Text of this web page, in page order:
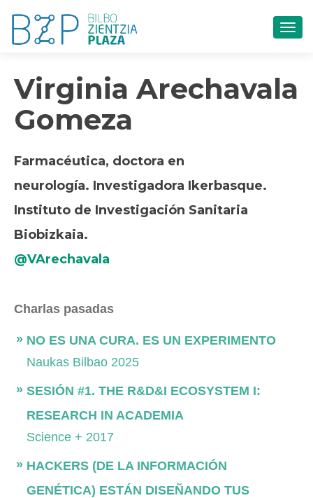
Virginia Arechavala
Gomeza
Farmacéutica, doctora en
neurología. Investigadora Ikerbasque.
Instituto de Investigación Sanitaria
Biobizkaia.
@VArechavala
Charlas pasadas
NO ES UNA CURA. ES UN EXPERIMENTO
Naukas Bilbao 2025
SESIÓN #1. THE R&D&I ECOSYSTEM I:
RESEARCH IN ACADEMIA
Science + 2017
HACKERS (DE LA INFORMACIÓN
GENÉTICA) ESTÁN DISEÑANDO TUS